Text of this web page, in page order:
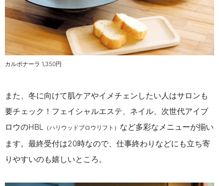
カルボナーラ 1,350円
また、冬に向けて肌ケアやイメチェンしたい人はサロンも
要チェック！フェイシャルエステ、ネイル、次世代アイブ
ロウのHBL
（ハリウッドブロウリフト） など多彩なメニューが揃い
ます。最終受付は20時なので、仕事終わりなどにも立ち寄
りやすいのも嬉しいところ。